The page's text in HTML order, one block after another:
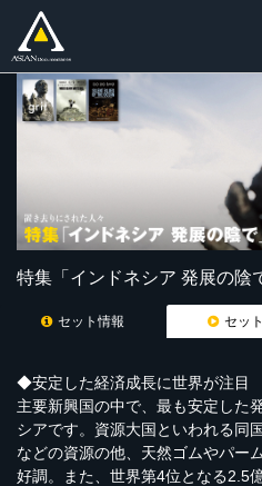
特集「インドネシア 発展の陰
セット情報 セッ
◆安定した経済成長に世界が注目
主要新興国の中で、最も安定した
シアです。資源大国といわれる同
などの資源の他、天然ゴムやパー
好調。また、世界第4位となる2.5